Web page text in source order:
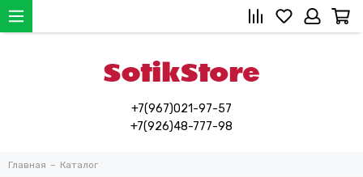
+7(967)021-97-57
+7(926)48-777-98
Главная Каталог